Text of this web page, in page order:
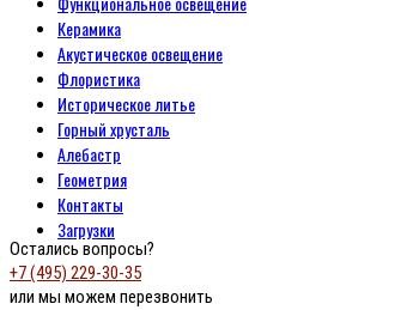
Керамика
Акустическое освещение
Флористика
Историческое литье
Горный хрусталь
Алебастр
Геометрия
Контакты
Загрузки
Остались вопросы?
+7 (495) 229-30-35
или мы можем перезвонить